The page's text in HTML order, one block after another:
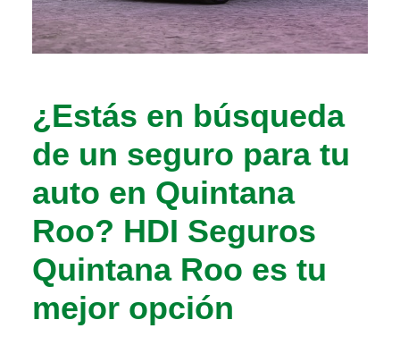
¿Estás en búsqueda
de un seguro para tu
auto en Quintana
Roo? HDI Seguros
Quintana Roo es tu
mejor opción